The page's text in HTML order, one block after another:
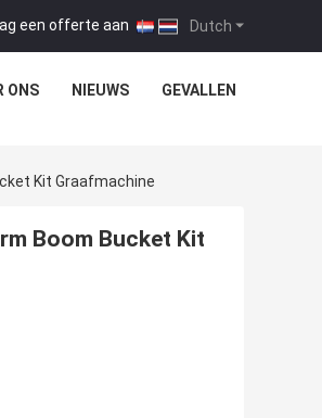
Dutch
een offerte aan |
ONS NIEUWS GEVALLEN
Kit Graafmachine
Boom Bucket Kit